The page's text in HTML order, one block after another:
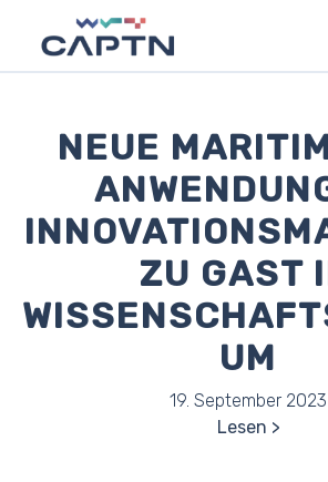
NEUE
ZU GAST
UM
19. September 2023
Lesen